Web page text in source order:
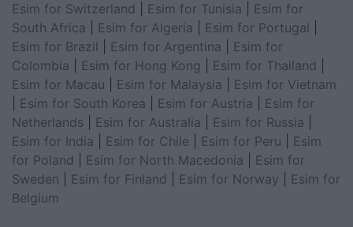
Esim for Switzerland
Esim for Tunisia
Esim for
South Africa
Esim for Algeria Esim for Portugal
Esim for Brazil
Esim for Argentina
Esim for
Colombia
Esim for Hong Kong Esim for Thailand
Esim for Macau
Esim for Malaysia
Esim for Vietnam
Esim for South Korea Esim for Austria
Esim for
Netherlands
Esim for Australia Esim for Russia
Esim for India
Esim for Chile Esim for Peru
Esim
for Poland
Esim for North Macedonia
Esim for
Sweden
Esim for Finland Esim for Norway
Esim for
Belgium